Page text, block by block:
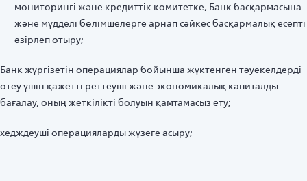
мониторингі және кредиттік комитетке, Банк басқармасына
және мүдделі бөлімшелерге арнап сәйкес басқармалық есепті
әзірлеп отыру;
Банк жүргізетін операциялар бойынша жүктенген тәуекелдерді
өтеу үшін қажетті реттеуші және экономикалық капиталды
бағалау, оның жеткілікті болуын қамтамасыз ету;
хедждеуші операцияларды жүзеге асыру;